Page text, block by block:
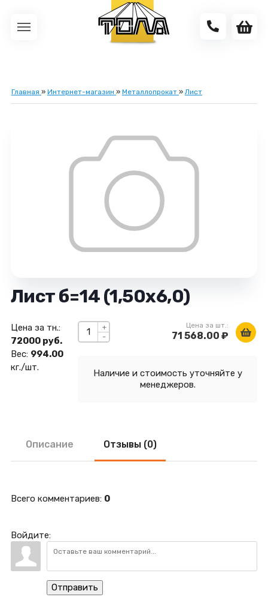
Главная » Интернет-магазин » Металлопрокат » Лист
Лист б=14 (1,50х6,0)
-
+ Цена за шт.:
71 568.00 ₽
Наличие и стоимость уточняйте у
менеджеров.
Цена за тн.:
72000 руб.
Вес: 994.00
кг./шт.
Описание Отзывы (0)
Всего комментариев: 0
Войдите:
Отправить